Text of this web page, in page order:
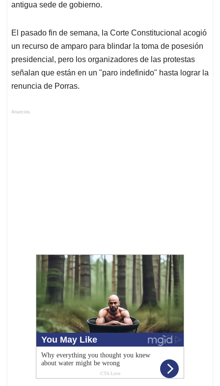
antigua sede de gobierno.
El pasado fin de semana, la Corte Constitucional acogió
un recurso de amparo para blindar la toma de posesión
presidencial, pero los organizadores de las protestas
señalan que están en un "paro indefinido" hasta lograr la
renuncia de Porras.
Anuncios.